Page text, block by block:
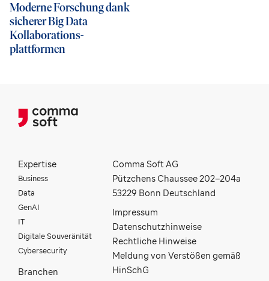
Moderne Forschung dank
sicherer Big Data
Kollaborations­
plattformen
Expertise
Business
Data
GenAI
IT
Digitale Souveränität
Cybersecurity
Branchen
Comma Soft AG
Pützchens Chaussee 202–204a
53229 Bonn Deutschland
Impressum
Datenschutzhinweise
Rechtliche Hinweise
Meldung von Verstößen gemäß
HinSchG